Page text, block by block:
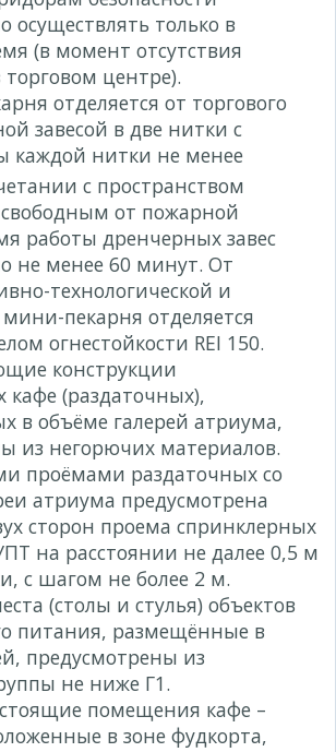
осуществлять только в
(в момент отсутствия
торговом центре).
отделяется от торгового
завесой в две нитки с
каждой нитки не менее
с пространством
от пожарной
работы дренчерных завес
не менее 60 минут. От
технологической и
мини-пекарня отделяется
огнестойкости REI 150.
конструкции
(раздаточных),
в объёме галерей атриума,
из негорючих материалов.
проёмами раздаточных со
атриума предусмотрена
сторон проема спринклерных
на расстоянии не далее 0,5 м
с шагом не более 2 м.
(столы и стулья) объектов
питания, размещённые в
предусмотрены из
не ниже Г1.
помещения кафе –
в зоне фудкорта,